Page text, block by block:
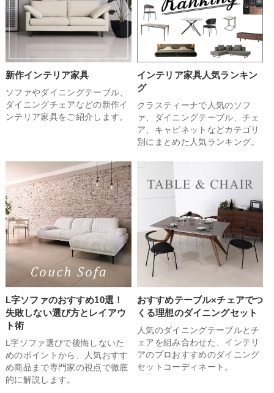
新作インテリア家具
ソファやダイニングテーブル、
ダイニングチェアなどの新作イ
ンテリア家具をご紹介します。
インテリア家具人気ランキン
グ
クラスティーナで人気のソフ
ァ、ダイニングテーブル、チェ
ア、キャビネットなどカテゴリ
別にまとめた人気ランキング。
L字ソファのおすすめ10選！
失敗しない選び方とレイアウ
ト術
L字ソファ選びで後悔しないた
めのポイントから、人気おすす
め商品まで専門家の視点で徹底
的に解説します。
おすすめテーブル×チェアでつ
くる理想のダイニングセット
人気のダイニングテーブルとチ
ェアを組み合わせた、インテリ
アのプロおすすめのダイニング
セットコーディネート。